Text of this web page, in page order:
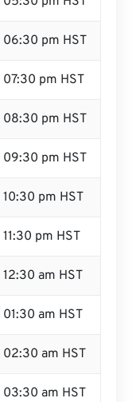
06:30 pm HST
07:30 pm HST
08:30 pm HST
09:30 pm HST
10:30 pm HST
11:30 pm HST
12:30 am HST
01:30 am HST
02:30 am HST
03:30 am HST